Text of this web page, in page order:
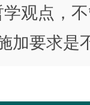
观点，
加要求是